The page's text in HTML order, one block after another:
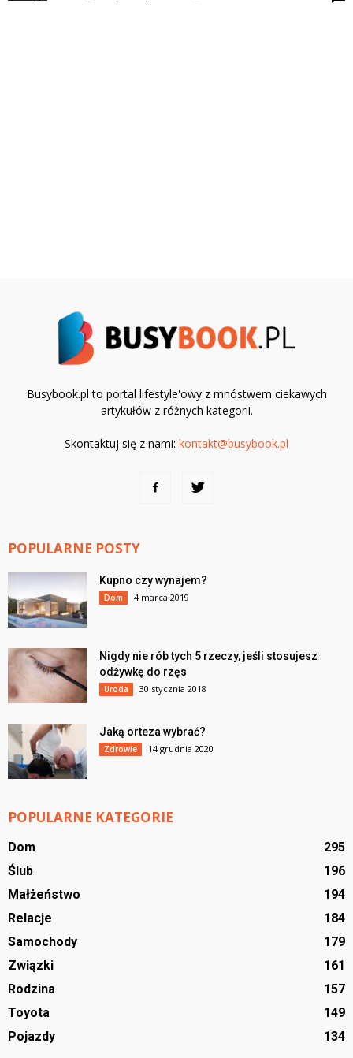
Busybook.pl to portal lifestyle'owy z mnóstwem ciekawych
artykułów z różnych kategorii.
Skontaktuj się z nami: kontakt@busybook.pl
POPULARNE POSTY
Kupno czy wynajem?
Dom 4 marca 2019
Nigdy nie rób tych 5 rzeczy, jeśli stosujesz
odżywkę do rzęs
Uroda 30 stycznia 2018
Jaką orteza wybrać?
Zdrowie 14 grudnia 2020
POPULARNE KATEGORIE
Dom
295
Ślub
196
Małżeństwo
194
Relacje
184
Samochody
179
Związki
161
Rodzina
157
Toyota
149
Pojazdy
134